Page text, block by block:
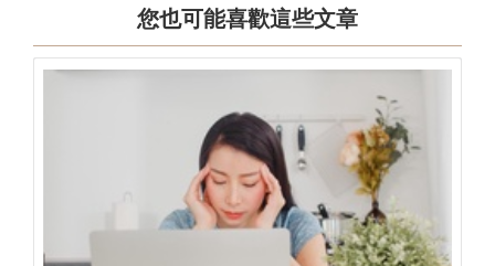
您也可能喜歡這些文章